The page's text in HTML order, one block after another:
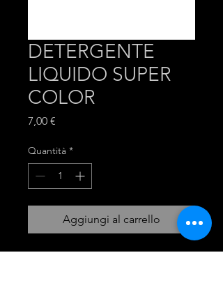
DETERGENTE
LIQUIDO SUPER
COLOR
7,00 €
Quantità *
Aggiungi al carrello